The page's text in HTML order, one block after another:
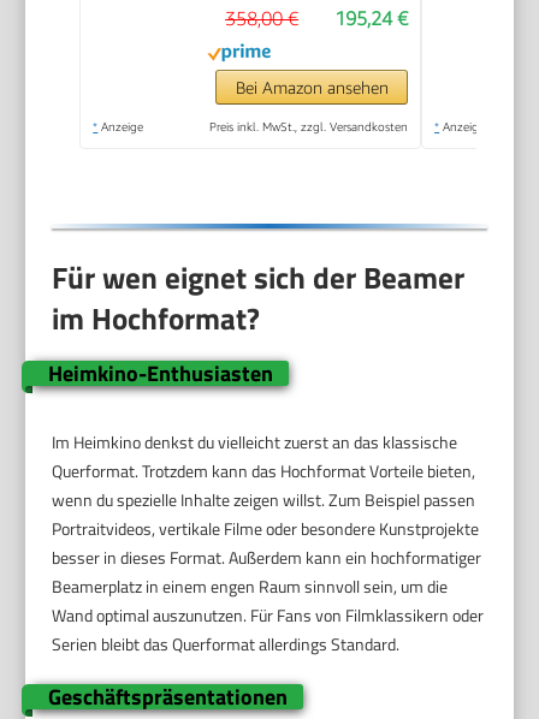
Unterstützt, WiFi
Bluetooth Full HD
1080P Outdoor
Deckenmontage
195,24 €
358,00 €
Bei Amazon ansehen
* Anzeige Preis inkl. MwSt., zzgl. Versandkosten * Anzeige
Für wen eignet sich der Beamer
im Hochformat?
Heimkino-Enthusiasten
Im Heimkino denkst du vielleicht zuerst an das klassische
Querformat. Trotzdem kann das Hochformat Vorteile bieten,
wenn du spezielle Inhalte zeigen willst. Zum Beispiel passen
Portraitvideos, vertikale Filme oder besondere Kunstprojekte
besser in dieses Format. Außerdem kann ein hochformatiger
Beamerplatz in einem engen Raum sinnvoll sein, um die
Wand optimal auszunutzen. Für Fans von Filmklassikern oder
Serien bleibt das Querformat allerdings Standard.
Geschäftspräsentationen